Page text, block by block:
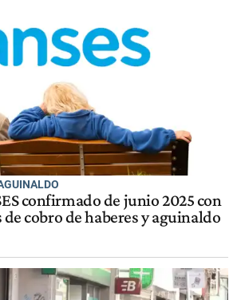
confirmado de junio 2025 con
de cobro de haberes y aguinaldo